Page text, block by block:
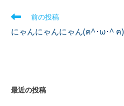
前の投稿
にゃんにゃんにゃん(ฅ^･ω･^ ฅ)
最近の投稿